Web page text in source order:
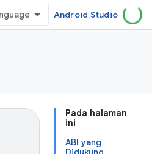
Android Studio
Pada halaman
ini
ABI yang